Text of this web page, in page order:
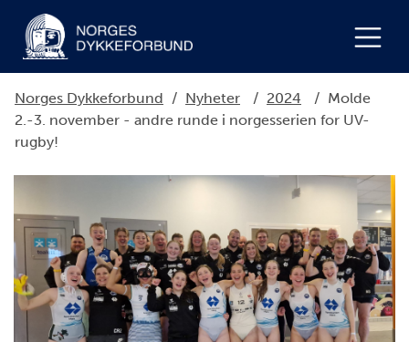
Norges Dykkeforbund / Nyheter / 2024 / Molde
2.-3. november - andre runde i norgesserien for UV-
rugby!